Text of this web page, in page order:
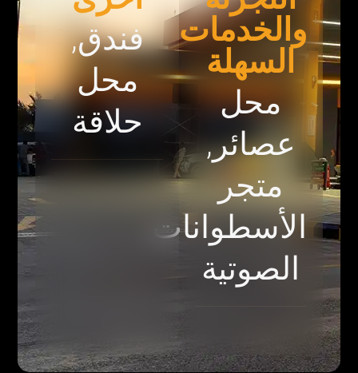
والخدمات
السهلة
محل
عصائر,
متجر
الأسطوانات
الصوتية
فندق,
محل
حلاقة